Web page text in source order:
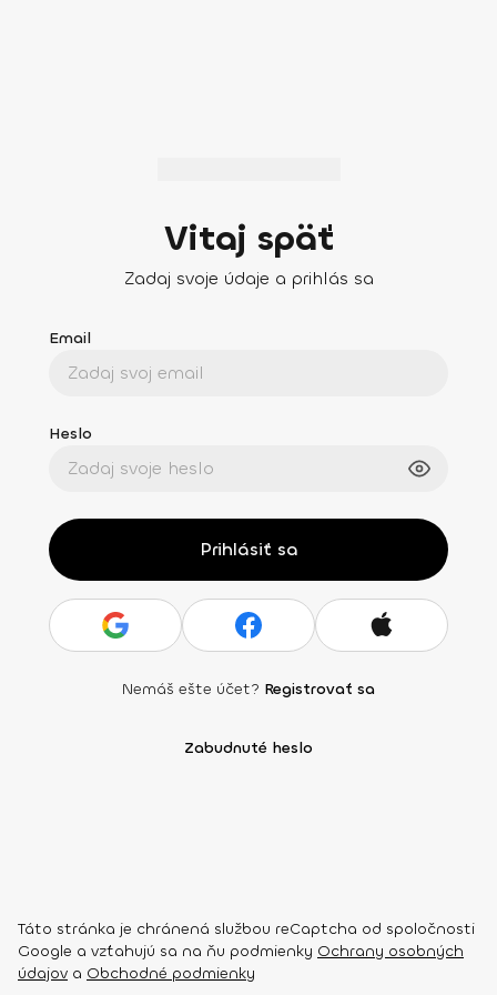
Vitaj späť
Zadaj svoje údaje a prihlás sa
Email
Heslo
Prihlásiť sa
Nemáš ešte účet? Registrovať sa
Zabudnuté heslo
Táto stránka je chránená službou reCaptcha od spoločnosti
Google a vzťahujú sa na ňu podmienky Ochrany osobných
údajov a Obchodné podmienky